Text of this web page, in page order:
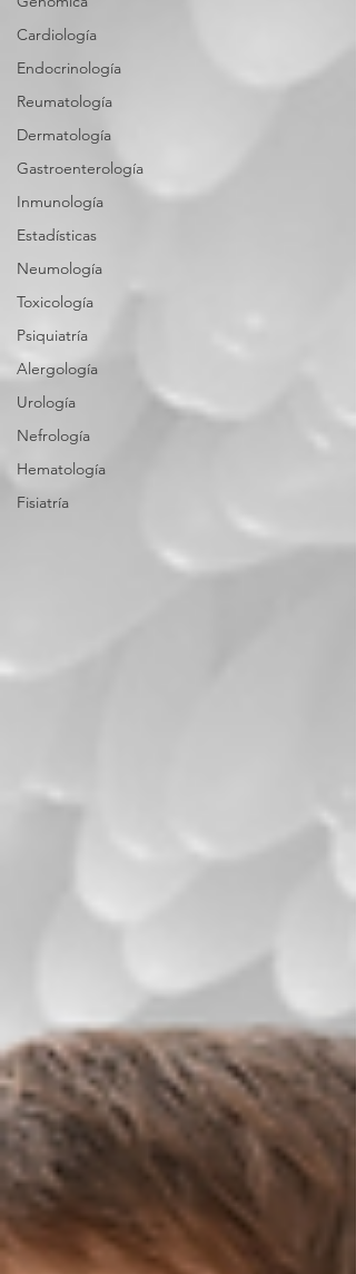
Cardiología
Endocrinología
Reumatología
Dermatología
Gastroenterología
Inmunología
Estadísticas
Neumología
Toxicología
Psiquiatría
Alergología
Urología
Nefrología
Hematología
Fisiatría